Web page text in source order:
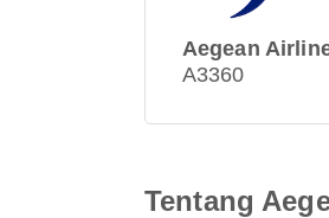
Aegean
A3360
Tentang